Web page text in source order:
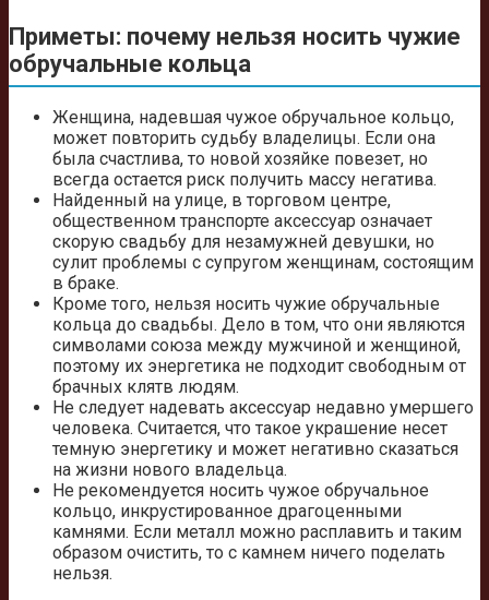
Приметы: почему нельзя носить чужие
обручальные кольца
Женщина, надевшая чужое обручальное кольцо,
может повторить судьбу владелицы. Если она
была счастлива, то новой хозяйке повезет, но
всегда остается риск получить массу негатива.
Найденный на улице, в торговом центре,
общественном транспорте аксессуар означает
скорую свадьбу для незамужней девушки, но
сулит проблемы с супругом женщинам, состоящим
в браке.
Кроме того, нельзя носить чужие обручальные
кольца до свадьбы. Дело в том, что они являются
символами союза между мужчиной и женщиной,
поэтому их энергетика не подходит свободным от
брачных клятв людям.
Не следует надевать аксессуар недавно умершего
человека. Считается, что такое украшение несет
темную энергетику и может негативно сказаться
на жизни нового владельца.
Не рекомендуется носить чужое обручальное
кольцо, инкрустированное драгоценными
камнями. Если металл можно расплавить и таким
образом очистить, то с камнем ничего поделать
нельзя.